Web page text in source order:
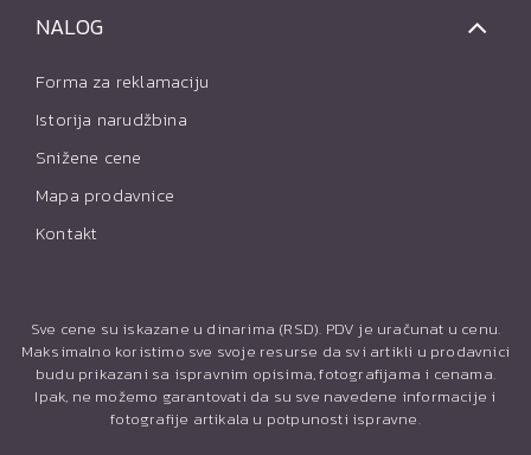
NALOG
Forma za reklamaciju
Istorija narudžbina
Snižene cene
Mapa prodavnice
Kontakt
Sve cene su iskazane u dinarima (RSD). PDV je uračunat u cenu.
Maksimalno koristimo sve svoje resurse da svi artikli u prodavnici
budu prikazani sa ispravnim opisima, fotografijama i cenama.
Ipak, ne možemo garantovati da su sve navedene informacije i
fotografije artikala u potpunosti ispravne.